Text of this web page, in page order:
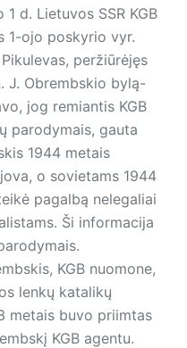
d. Lietuvos SSR KGB
1-ojo poskyrio vyr.
peržiūrėjęs
J. Ob­rembskio bylą-
jog remiantis KGB
parodymais, gauta
1944 metais
o sovietams 1944
pagalbą nelegaliai
Ši informacija
KGB nuomone,
lenkų katalikų
metais buvo priimtas
KGB agentu.